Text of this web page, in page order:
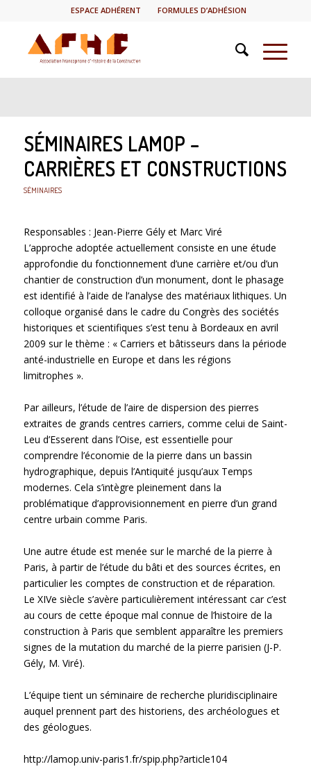
ESPACE ADHÉRENT FORMULES D’ADHÉSION
SÉMINAIRES LAMOP –
CARRIÈRES ET CONSTRUCTIONS
SÉMINAIRES
Responsables : Jean-Pierre Gély et Marc Viré
L’approche adoptée actuellement consiste en une étude
approfondie du fonctionnement d’une carrière et/ou d’un
chantier de construction d’un monument, dont le phasage
est identifié à l’aide de l’analyse des matériaux lithiques. Un
colloque organisé dans le cadre du Congrès des sociétés
historiques et scientifiques s’est tenu à Bordeaux en avril
2009 sur le thème : « Carriers et bâtisseurs dans la période
anté-industrielle en Europe et dans les régions
limitrophes ».
Par ailleurs, l’étude de l’aire de dispersion des pierres
extraites de grands centres carriers, comme celui de Saint-
Leu d’Esserent dans l’Oise, est essentielle pour
comprendre l’économie de la pierre dans un bassin
hydrographique, depuis l’Antiquité jusqu’aux Temps
modernes. Cela s’intègre pleinement dans la
problématique d’approvisionnement en pierre d’un grand
centre urbain comme Paris.
Une autre étude est menée sur le marché de la pierre à
Paris, à partir de l’étude du bâti et des sources écrites, en
particulier les comptes de construction et de réparation.
Le XIVe siècle s’avère particulièrement intéressant car c’est
au cours de cette époque mal connue de l’histoire de la
construction à Paris que semblent apparaître les premiers
signes de la mutation du marché de la pierre parisien (J-P.
Gély, M. Viré).
L’équipe tient un séminaire de recherche pluridisciplinaire
auquel prennent part des historiens, des archéologues et
des géologues.
http://lamop.univ-paris1.fr/spip.php?article104